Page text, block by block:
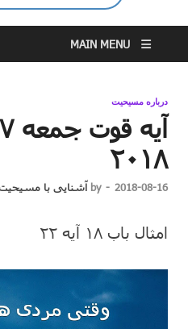
MAIN MENU
درباره مسیحیت
۲۰۱۸
2018-08-16
-
by آشنایی با
امثال باب ۱۸ آیه ۲۲